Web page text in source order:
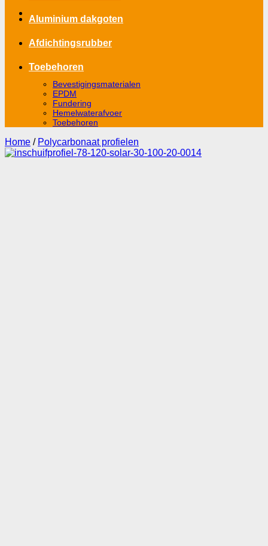
Aluminium dakgoten
Afdichtingsrubber
Toebehoren
Bevestigingsmaterialen
EPDM
Fundering
Hemelwaterafvoer
Toebehoren
Home / Polycarbonaat profielen